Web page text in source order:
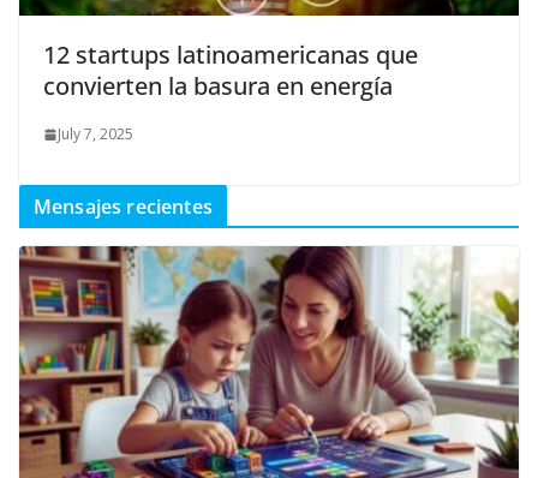
12 startups latinoamericanas que
convierten la basura en energía
July 7, 2025
Mensajes recientes